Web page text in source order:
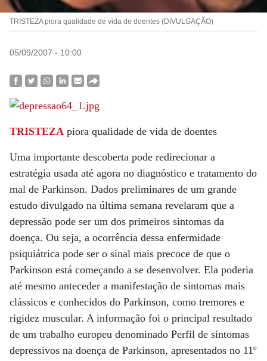
TRISTEZA piora qualidade de vida de doentes (DIVULGAÇÃO)
05/09/2007 - 10:00
TRISTEZA piora qualidade de vida de doentes
Uma importante descoberta pode redirecionar a
estratégia usada até agora no diagnóstico e tratamento do
mal de Parkinson. Dados preliminares de um grande
estudo divulgado na última semana revelaram que a
depressão pode ser um dos primeiros sintomas da
doença. Ou seja, a ocorrência dessa enfermidade
psiquiátrica pode ser o sinal mais precoce de que o
Parkinson está começando a se desenvolver. Ela poderia
até mesmo anteceder a manifestação de sintomas mais
clássicos e conhecidos do Parkinson, como tremores e
rigidez muscular. A informação foi o principal resultado
de um trabalho europeu denominado Perfil de sintomas
depressivos na doença de Parkinson, apresentados no 11º